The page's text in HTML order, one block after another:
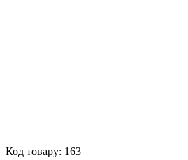
Код товару: 163